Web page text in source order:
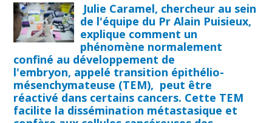
Julie Caramel, chercheur au sein
de l'équipe du Pr Alain Puisieux,
explique comment un
phénomène normalement
confiné au développement de
l'embryon, appelé transition épithélio-
mésenchymateuse (TEM), peut être
réactivé dans certains cancers. Cette TEM
facilite la dissémination métastasique et